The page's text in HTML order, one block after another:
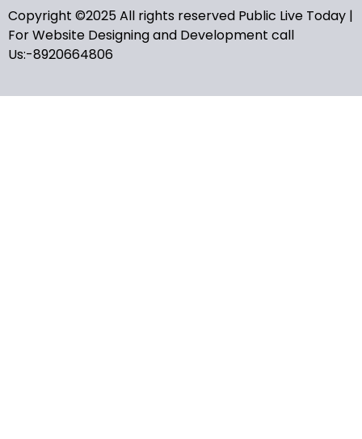
Copyright ©2025 All rights reserved Public Live Today |
For Website Designing and Development call
Us:-8920664806